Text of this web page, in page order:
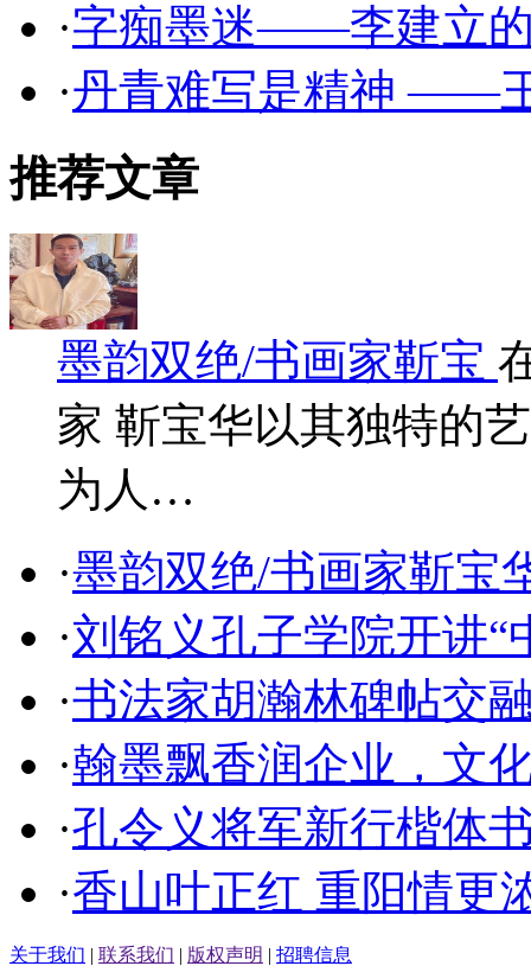
·字痴墨迷——李建立
·丹青难写是精神 ——
推荐文章
墨韵双绝/书画家靳宝
家 靳宝华以其独特的
为人…
·墨韵双绝/书画家靳宝
·刘铭义孔子学院开讲“
·书法家胡瀚林碑帖交
·翰墨飘香润企业，文
·孔令义将军新行楷体
·香山叶正红 重阳情更
关于我们 | 联系我们 | 版权声明 | 招聘信息